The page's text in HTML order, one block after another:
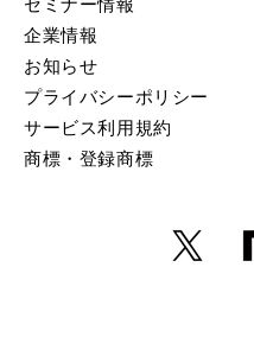
企業情報
お知らせ
プライバシーポリシー
サービス利用規約
商標・登録商標